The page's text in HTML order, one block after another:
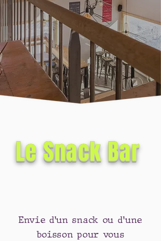
Le Snack Bar
Envie d’un snack ou d'une
boisson pour vous